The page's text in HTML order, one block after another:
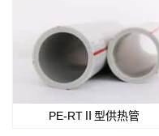
PE-RTⅡ型供热管